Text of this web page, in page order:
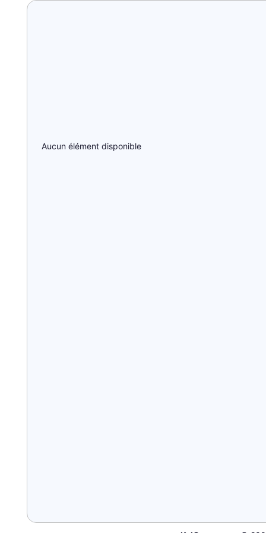
Aucun élément disponible